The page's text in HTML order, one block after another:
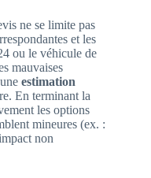
ne se limite pas
et les
ou le véhicule de
mauvaises
estimation
En terminant la
les options
mineures (ex. :
non